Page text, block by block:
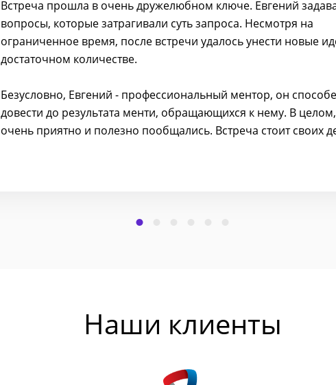
Встреча прошла в очень дружелюбном ключе. Евгений
вопросы, которые затрагивали суть запроса. Несмотря на
ограниченное время, после встречи удалось унести новые
достаточном количестве.
Безусловно, Евгений - профессиональный ментор, он
довести до результата менти, обращающихся к нему. В целом,
очень приятно и полезно пообщались. Встреча стоит своих
Наши клиенты